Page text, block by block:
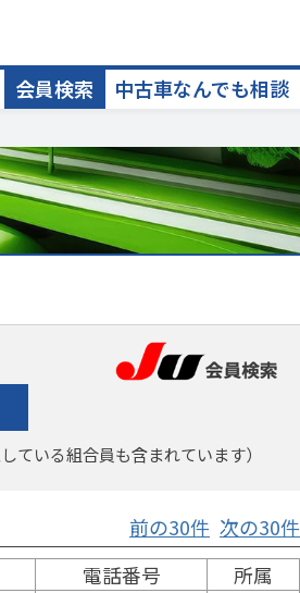
会員検索 中古車なんでも相談
いる組合員も含まれています）
前の30件 次の30件
電話番号
所属